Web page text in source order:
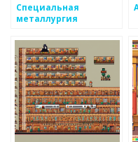
Специальная
металлургия